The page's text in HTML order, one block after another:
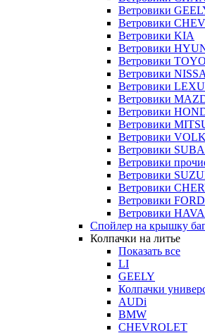
Ветровики
Ветровики
Ветровики KIA
Ветровики
Ветровики
Ветровики
Ветровики
Ветровики
Ветровики
Ветровики
Ветровики
Ветровики
Ветровики
Ветровики
Ветровики
Ветровики FORD
Ветровики
Спойлер на крышку
Колпачки на литье
Показать все
LI
GEELY
Колпачки
AUDi
BMW
CHEVROLET